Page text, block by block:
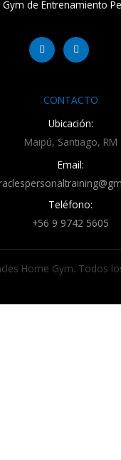
de Entrenamiento
Facebook-
f
Instagram
CONTACTO
Ubicación:
Maipú, Santiago, RM
Email:
Teléfono:
+56 9 9742 5605
Home Gym. Todos